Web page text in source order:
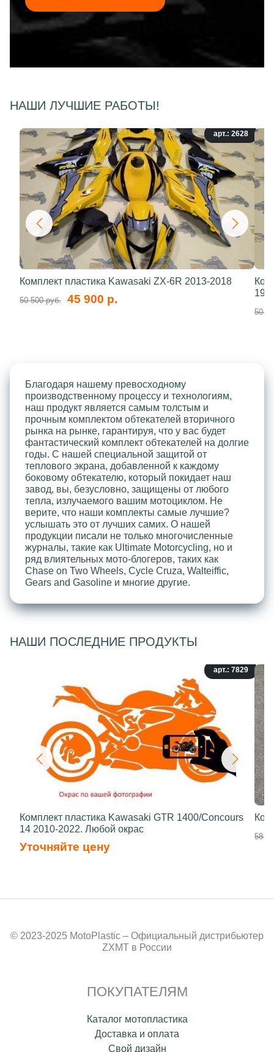
НАШИ ЛУЧШИЕ РАБОТЫ!
арт.: 2628
Комплект пластика Kawasaki ZX-6R 2013-2018
50 500 руб. 45 900 р.
50
Благодаря нашему превосходному
производственному процессу и технологиям,
наш продукт является самым толстым и
прочным комплектом обтекателей вторичного
рынка на рынке, гарантируя, что у вас будет
фантастический комплект обтекателей на долгие
годы. С нашей специальной защитой от
теплового экрана, добавленной к каждому
боковому обтекателю, который покидает наш
завод, вы, безусловно, защищены от любого
тепла, излучаемого вашим мотоциклом. Не
верите, что наши комплекты самые лучшие?
услышать это от лучших самих. О нашей
продукции писали не только многочисленные
журналы, такие как Ultimate Motorcycling, но и
ряд влиятельных мото-блогеров, таких как
Chase on Two Wheels, Cycle Cruza, Walteiffic,
Gears and Gasoline и многие другие.
НАШИ ПОСЛЕДНИЕ ПРОДУКТЫ
арт.: 7829
Комплект пластика Kawasaki GTR 1400/Concours
14 2010-2022. Любой окрас
Уточняйте цену
58
© 2023-2025 MotoPlastic – Официальный дистрибьютер
ZXMT в России
ПОКУПАТЕЛЯМ
Каталог мотопластика
Доставка и оплата
Свой дизайн